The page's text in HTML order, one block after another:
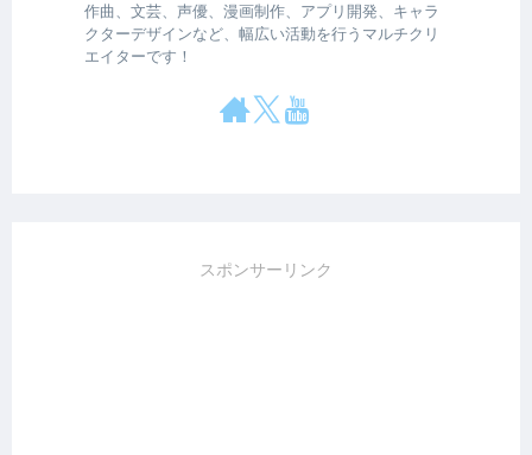
作曲、文芸、声優、漫画制作、アプリ開発、キャラ
クターデザインなど、幅広い活動を行うマルチクリ
エイターです！
スポンサーリンク